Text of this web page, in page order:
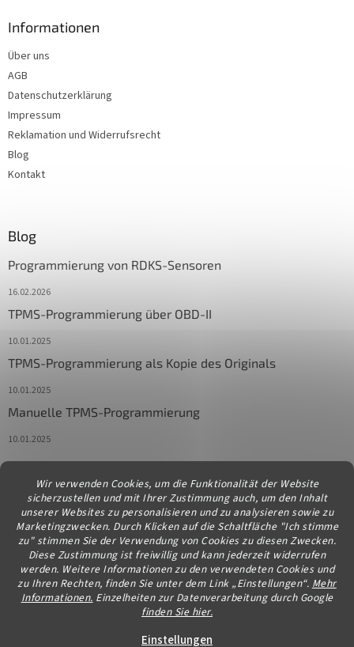
Wir verwenden Cookies, um die Funktionalität der Website
sicherzustellen und mit Ihrer Zustimmung auch, um den Inhalt
unserer Websites zu personalisieren und zu analysieren sowie zu
Marketingzwecken. Durch Klicken auf die Schaltfläche "Ich stimme
zu" stimmen Sie der Verwendung von Cookies zu diesen Zwecken.
Diese Zustimmung ist freiwillig und kann jederzeit widerrufen
werden. Weitere Informationen zu den verwendeten Cookies und
zu Ihren Rechten, finden Sie unter dem Link „Einstellungen“. Mehr
Informationen. Einzelheiten zur Datenverarbeitung durch Google
finden Sie hier.
Einstellungen
Informationen
Über uns
AGB
Datenschutzerklärung
Impressum
Reklamation und Widerrufsrecht
Blog
Kontakt
Blog
Programmierung von RDKS-Sensoren
16.02.2026
TPMS-Programmierung über OBD-II
10.01.2025
TPMS-Programmierung als Kopie des Originals
10.01.2025
Manuelle TPMS-Programmierung
10.01.2025
Kontakt
info@diagstore.at
Erstellt von Shoptet